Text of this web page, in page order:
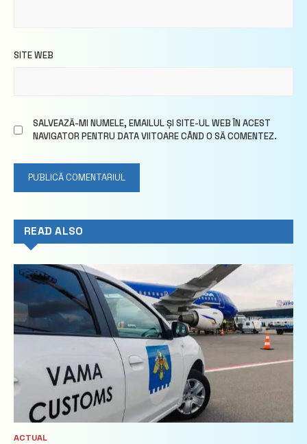
SITE WEB
SALVEAZĂ-MI NUMELE, EMAILUL ȘI SITE-UL WEB ÎN ACEST
NAVIGATOR PENTRU DATA VIITOARE CÂND O SĂ COMENTEZ.
READ ALSO
ACTUAL